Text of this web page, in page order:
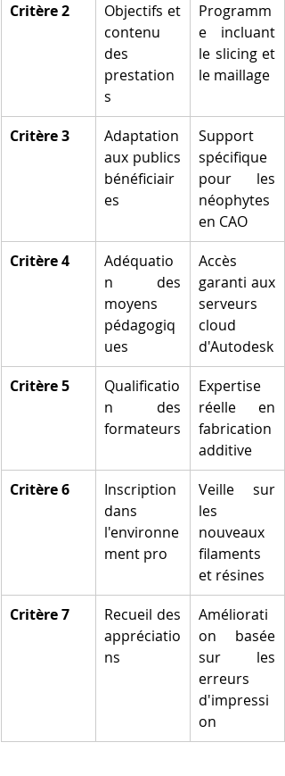
Critère 2
Objectifs et
contenu
des
prestation
s
Programm
e incluant
le slicing et
le maillage
Critère 3
Adaptation
aux publics
bénéficiair
es
Support
spécifique
pour les
néophytes
en CAO
Critère 4
Adéquatio
n des
moyens
pédagogiq
ues
Accès
garanti aux
serveurs
cloud
d'Autodesk
Critère 5
Qualificatio
n des
formateurs
Expertise
réelle en
fabrication
additive
Critère 6
Inscription
dans
l'environne
ment pro
Veille sur
les
nouveaux
filaments
et résines
Critère 7
Recueil des
appréciatio
ns
Améliorati
on basée
sur les
erreurs
d'impressi
on